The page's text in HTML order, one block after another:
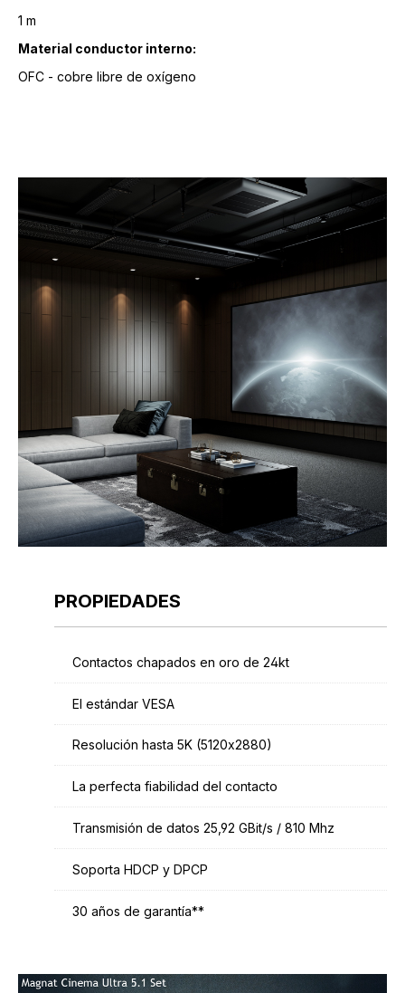
1 m
Material conductor interno:
OFC - cobre libre de oxígeno
PROPIEDADES
Contactos chapados en oro de 24kt
El estándar VESA
Resolución hasta 5K (5120x2880)
La perfecta fiabilidad del contacto
Transmisión de datos 25,92 GBit/s / 810 Mhz
Soporta HDCP y DPCP
30 años de garantía**